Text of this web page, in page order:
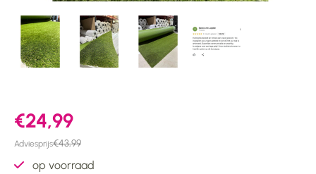
€24,99
Adviesprijs€43,99
op voorraad